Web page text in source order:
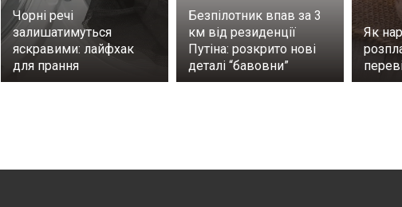
Чорні речі
залишатимуться
яскравими: лайфхак
для прання
Безпілотник впав за 3
км від резиденції
Путіна: розкрито нові
деталі “бавовни”
Як